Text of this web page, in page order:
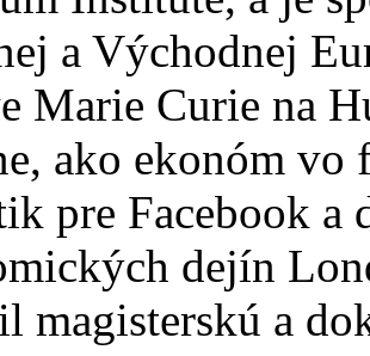
a Východnej
Marie Curie na
ako ekonóm vo
pre Facebook a
dejín
magisterskú a